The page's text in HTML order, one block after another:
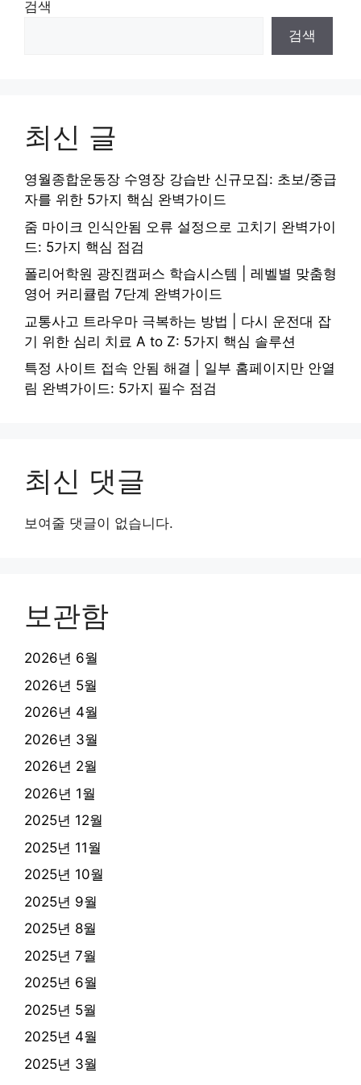
검색
검색
최신 글
영월종합운동장 수영장 강습반 신규모집: 초보/중급
자를 위한 5가지 핵심 완벽가이드
줌 마이크 인식안됨 오류 설정으로 고치기 완벽가이
드: 5가지 핵심 점검
폴리어학원 광진캠퍼스 학습시스템 | 레벨별 맞춤형
영어 커리큘럼 7단계 완벽가이드
교통사고 트라우마 극복하는 방법 | 다시 운전대 잡
기 위한 심리 치료 A to Z: 5가지 핵심 솔루션
특정 사이트 접속 안됨 해결 | 일부 홈페이지만 안열
림 완벽가이드: 5가지 필수 점검
최신 댓글
보여줄 댓글이 없습니다.
보관함
2026년 6월
2026년 5월
2026년 4월
2026년 3월
2026년 2월
2026년 1월
2025년 12월
2025년 11월
2025년 10월
2025년 9월
2025년 8월
2025년 7월
2025년 6월
2025년 5월
2025년 4월
2025년 3월